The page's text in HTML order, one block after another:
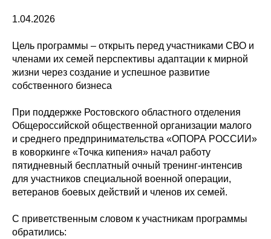
1.04.2026
Цель программы – открыть перед участниками СВО и
членами их семей перспективы адаптации к мирной
жизни через создание и успешное развитие
собственного бизнеса
При поддержке Ростовского областного отделения
Общероссийской общественной организации малого
и среднего предпринимательства «ОПОРА РОССИИ»
в коворкинге «Точка кипения» начал работу
пятидневный бесплатный очный тренинг-интенсив
для участников специальной военной операции,
ветеранов боевых действий и членов их семей.
С приветственным словом к участникам программы
обратились: